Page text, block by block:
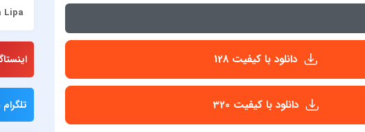
دانلود با کیفیت 128
دانلود با کیفیت 320
Lipa
JONY
Rey
تلگرام